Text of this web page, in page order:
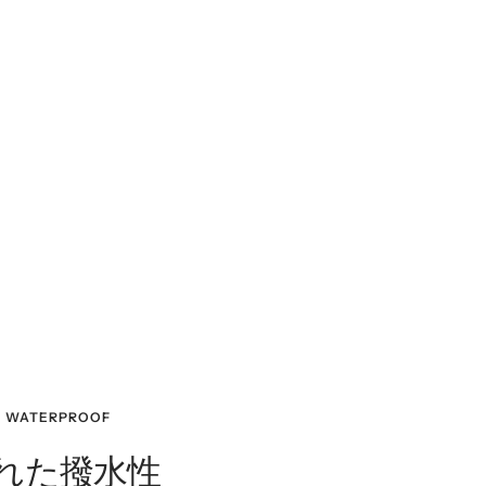
WATERPROOF
た撥水性